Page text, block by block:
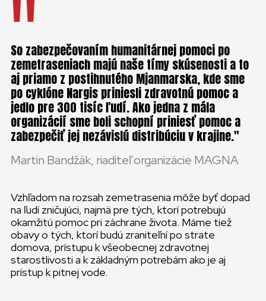
So zabezpečovaním humanitárnej pomoci po
zemetraseniach majú naše tímy skúsenosti a to
aj priamo z postihnutého Mjanmarska, kde sme
po cyklóne Nargis priniesli zdravotnú pomoc a
jedlo pre 300 tisíc ľudí. Ako jedna z mála
organizácií sme boli schopní priniesť pomoc a
zabezpečiť jej nezávislú distribúciu v krajine.
Martin Bandžák, riaditeľ organizácie MAGNA
Vzhľadom na rozsah zemetrasenia môže byť dopad
na ľudí zničujúci, najmä pre tých, ktorí potrebujú
okamžitú pomoc pri záchrane života. Máme tiež
obavy o tých, ktorí budú zraniteľní po strate
domova, prístupu k všeobecnej zdravotnej
starostlivosti a k základným potrebám ako je aj
prístup k pitnej vode.